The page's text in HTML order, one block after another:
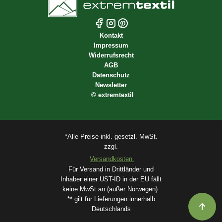
Kontakt
Impressum
Widerrufsrecht
AGB
Datenschutz
Newsletter
© extremtextil
*Alle Preise inkl. gesetzl. MwSt.
zzgl.
Versandkosten.
Für Versand in Drittländer und
Inhaber einer UST-ID in der EU fällt
keine MwSt an (außer Norwegen).
** gilt für Lieferungen innerhalb
Deutschlands